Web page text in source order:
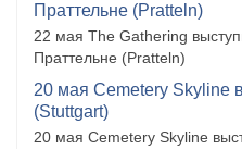
Праттельне (Pratteln)
22 мая The Gathering
Праттельне (Pratteln)
20 мая Cemetery Skyline
(Stuttgart)
20 мая Cemetery Skyline